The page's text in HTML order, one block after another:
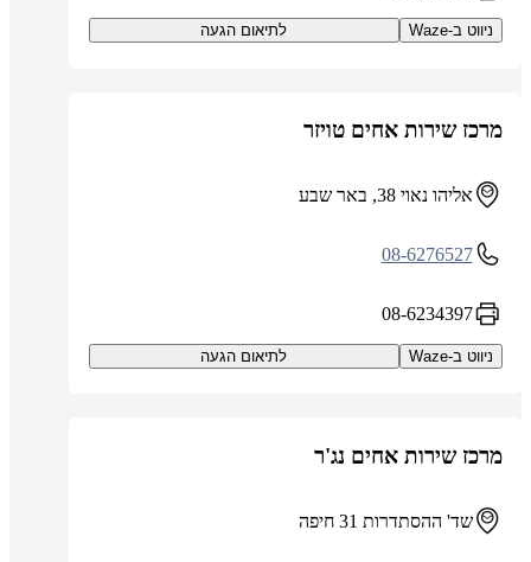
ניווט ב-Waze לתיאום הגעה
מרכז שירות אחים טויזר
אליהו נאוי 38, באר שבע
08-6276527
08-6234397
ניווט ב-Waze לתיאום הגעה
מרכז שירות אחים נג'ר
שד' ההסתדרות 31 חיפה